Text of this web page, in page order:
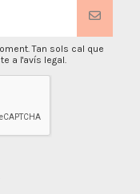
Tan sols cal que
a l'avís legal.